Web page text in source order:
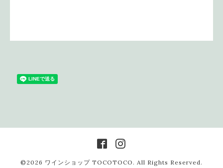
©2026 ワインショップ TOCOTOCO . All Rights Reserved.